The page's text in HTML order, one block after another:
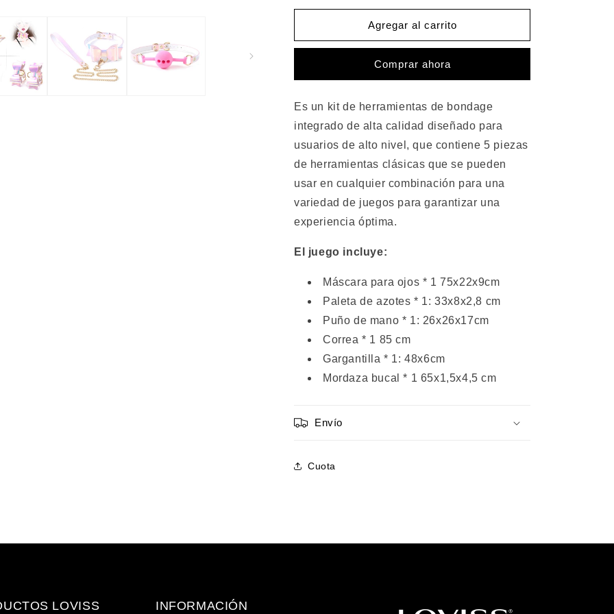
para
Hand
Mask
Paddle
Boca
Bola
Gargantilla
Correa
Restrain
Colorido
piezas
para
Bondage
Hand
Eye
Mask
Paddle
Boca
Bola
Mordaza
Gargantilla
Correa
Restrain
Láser
Colorido
piezas
Agregar al carrito
Comprar ahora
Es un kit de herramientas de bondage
integrado de alta calidad diseñado para
usuarios de alto nivel, que contiene 5 piezas
de herramientas clásicas que se pueden
usar en cualquier combinación para una
variedad de juegos para garantizar una
experiencia óptima.
El juego incluye:
Máscara para ojos * 1 75x22x9cm
Paleta de azotes * 1: 33x8x2,8 cm
Puño de mano * 1: 26x26x17cm
Correa * 1 85 cm
Gargantilla * 1: 48x6cm
Mordaza bucal * 1 65x1,5x4,5 cm
Envío
Cuota
LOVISS INFORMACIÓN